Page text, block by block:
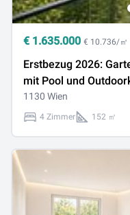
€ 1.635.000 € 10.736/㎡
Erstbezug 2026:
mit Pool und
1130 Wien
4 Zimmer 152 ㎡